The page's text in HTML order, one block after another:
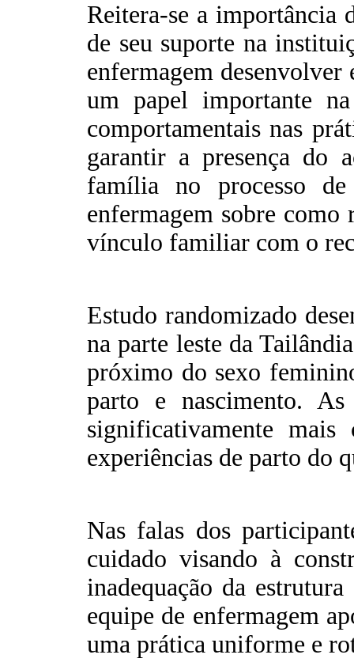
Reitera-se a importância
de seu suporte na
enfermagem
um papel importante
comportamentais nas
garantir a presença do
família no processo
enfermagem sobre
vínculo familiar com o
Estudo randomizado
na parte leste da
próximo do sexo
parto e nascimento. As
significativamente
experiências de parto do
Nas falas dos
cuidado visando à
inadequação da
equipe de enfermagem
uma prática uniforme e